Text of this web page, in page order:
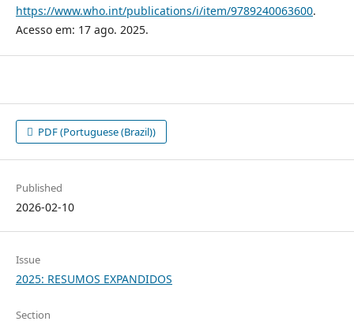
https://www.who.int/publications/i/item/9789240063600.
Acesso em: 17 ago. 2025.
PDF (Portuguese (Brazil))
Published
2026-02-10
Issue
2025: RESUMOS EXPANDIDOS
Section